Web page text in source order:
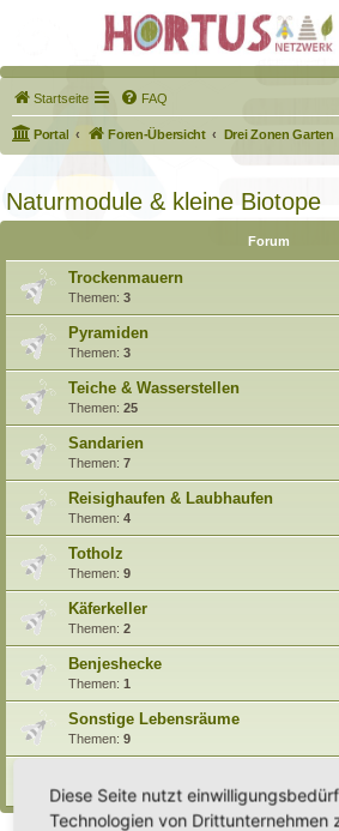
Startseite FAQ
Portal Foren-Übersicht Drei Zonen Garten
Naturmodule & kleine Biotope
Forum
Trockenmauern
Themen: 3
Pyramiden
Themen: 3
Teiche & Wasserstellen
Themen: 25
Sandarien
Themen: 7
Reisighaufen & Laubhaufen
Themen: 4
Totholz
Themen: 9
Käferkeller
Themen: 2
Benjeshecke
Themen: 1
Sonstige Lebensräume
Themen: 9
Diese Seite nutzt
Technologien von Drittunternehmen